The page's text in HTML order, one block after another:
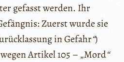
gefasst werden. Ihr
Zuerst wurde sie
in Gefahr“)
Artikel 105 – „Mord“